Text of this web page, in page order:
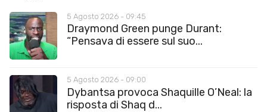
5 Agosto 2026 - 09:45
Draymond Green punge Durant:
“Pensava di essere sul suo...
5 Agosto 2026 - 09:00
Dybantsa provoca Shaquille O’Neal: la
risposta di Shaq d...